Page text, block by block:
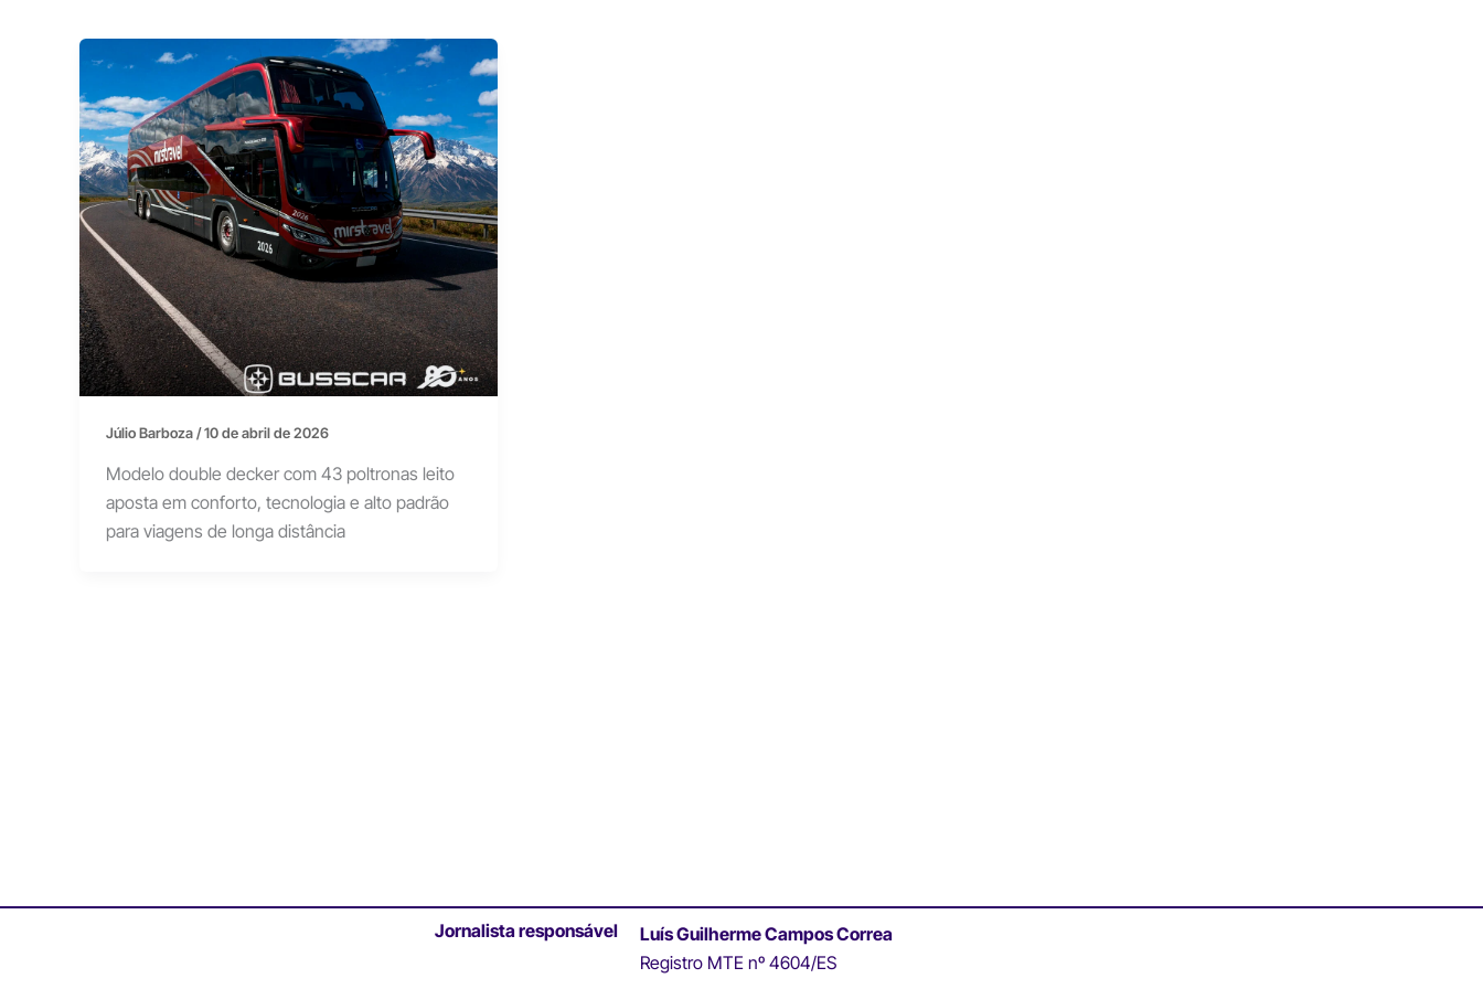
Júlio Barboza/10 de abril de 2026
Modelo double decker com 43 poltronas leito
aposta em conforto, tecnologia e alto padrão
para viagens de longa distância
Jornalista responsável
Luís Guilherme Campos Correa
Registro MTE nº 4604/ES